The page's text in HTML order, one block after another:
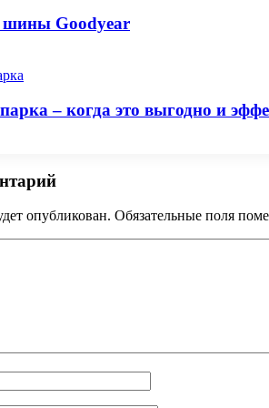
Goodyear
– когда это выгодно и
опубликован. Обязательные поля